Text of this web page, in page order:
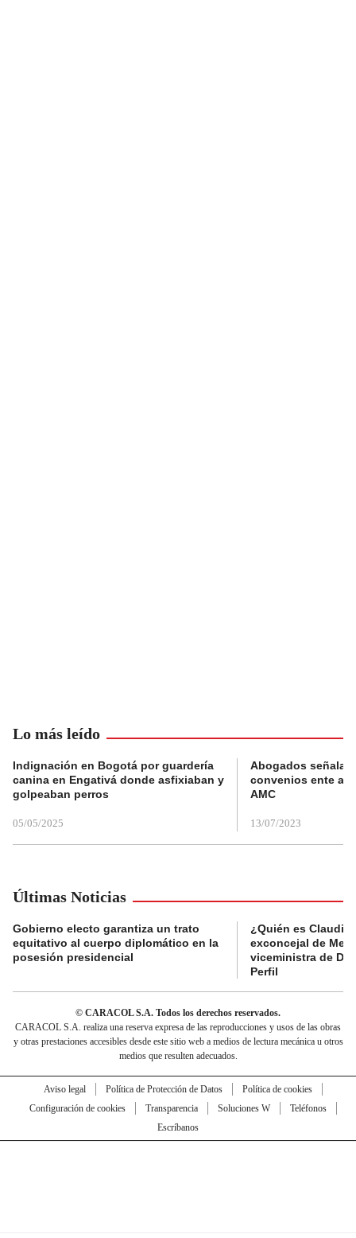
Lo más leído
Indignación en Bogotá por guardería
canina en Engativá donde asfixiaban y
golpeaban perros
05/05/2025
Abogados
convenios ente
AMC
13/07/2023
Últimas Noticias
Gobierno electo garantiza un trato
equitativo al cuerpo diplomático en la
posesión presidencial
¿Quién es Claudia
exconcejal de
viceministra de
Perfil
© CARACOL S.A. Todos los derechos reservados.
CARACOL S.A. realiza una reserva expresa de las reproducciones y usos de las obras
y otras prestaciones accesibles desde este sitio web a medios de lectura mecánica u otros
medios que resulten adecuados.
Aviso legal Política de Protección de Datos
Política de cookies
Configuración de cookies
Transparencia Soluciones W
Teléfonos
Escríbanos